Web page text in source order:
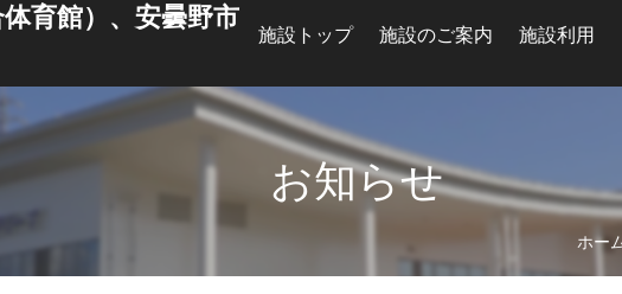
育館）、安曇野市
施設トップ 施設のご案内 施設利用
お知らせ
ホー